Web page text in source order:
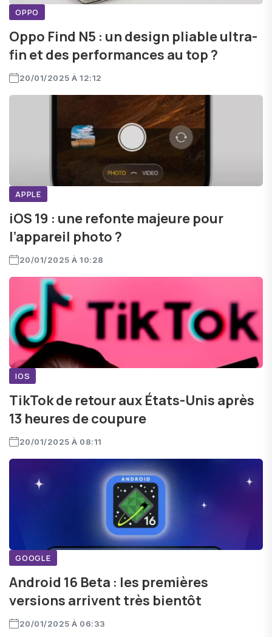
OPPO
Oppo Find N5 : un design pliable ultra-
fin et des performances au top ?
20/01/2025 À 12:12
APPLE
iOS 19 : une refonte majeure pour
l’appareil photo ?
20/01/2025 À 10:28
IOS
TikTok de retour aux États-Unis après
13 heures de coupure
20/01/2025 À 08:11
GOOGLE
Android 16 Beta : les premières
versions arrivent très bientôt
20/01/2025 À 06:33